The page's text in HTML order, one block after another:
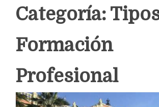
Categoría:
Formación
Profesional